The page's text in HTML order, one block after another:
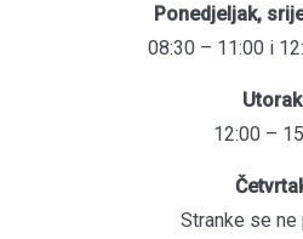
Ponedjeljak,
08:30 – 11:00 i
Utorak
12:00 –
Stranke se ne